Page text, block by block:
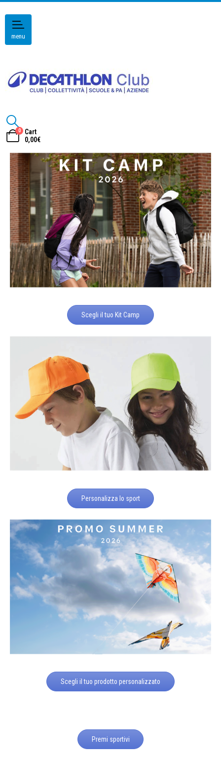
menu
0
Cart
0,00€
Scegli il tuo Kit Camp
Personalizza lo sport
Scegli il tuo prodotto personalizzato
Premi sportivi